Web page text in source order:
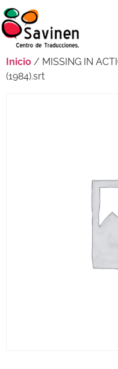
Inicio / MISSING IN
(1984).srt